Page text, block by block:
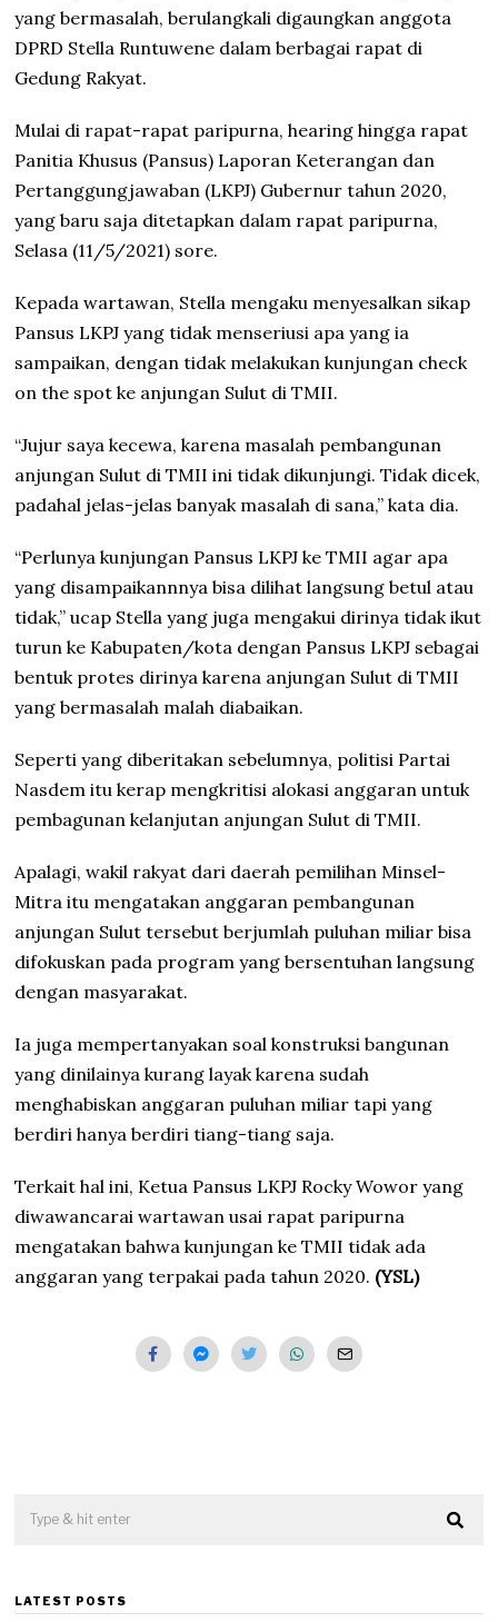
yang bermasalah, berulangkali digaungkan anggota
DPRD Stella Runtuwene dalam berbagai rapat di
Gedung Rakyat.
Mulai di rapat-rapat paripurna, hearing hingga rapat
Panitia Khusus (Pansus) Laporan Keterangan dan
Pertanggungjawaban (LKPJ) Gubernur tahun 2020,
yang baru saja ditetapkan dalam rapat paripurna,
Selasa (11/5/2021) sore.
Kepada wartawan, Stella mengaku menyesalkan sikap
Pansus LKPJ yang tidak menseriusi apa yang ia
sampaikan, dengan tidak melakukan kunjungan check
on the spot ke anjungan Sulut di TMII.
“Jujur saya kecewa, karena masalah pembangunan
anjungan Sulut di TMII ini tidak dikunjungi. Tidak dicek,
padahal jelas-jelas banyak masalah di sana,” kata dia.
“Perlunya kunjungan Pansus LKPJ ke TMII agar apa
yang disampaikannnya bisa dilihat langsung betul atau
tidak,” ucap Stella yang juga mengakui dirinya tidak ikut
turun ke Kabupaten/kota dengan Pansus LKPJ sebagai
bentuk protes dirinya karena anjungan Sulut di TMII
yang bermasalah malah diabaikan.
Seperti yang diberitakan sebelumnya, politisi Partai
Nasdem itu kerap mengkritisi alokasi anggaran untuk
pembagunan kelanjutan anjungan Sulut di TMII.
Apalagi, wakil rakyat dari daerah pemilihan Minsel-
Mitra itu mengatakan anggaran pembangunan
anjungan Sulut tersebut berjumlah puluhan miliar bisa
difokuskan pada program yang bersentuhan langsung
dengan masyarakat.
Ia juga mempertanyakan soal konstruksi bangunan
yang dinilainya kurang layak karena sudah
menghabiskan anggaran puluhan miliar tapi yang
berdiri hanya berdiri tiang-tiang saja.
Terkait hal ini, Ketua Pansus LKPJ Rocky Wowor yang
diwawancarai wartawan usai rapat paripurna
mengatakan bahwa kunjungan ke TMII tidak ada
anggaran yang terpakai pada tahun 2020. (YSL)
LATEST POSTS